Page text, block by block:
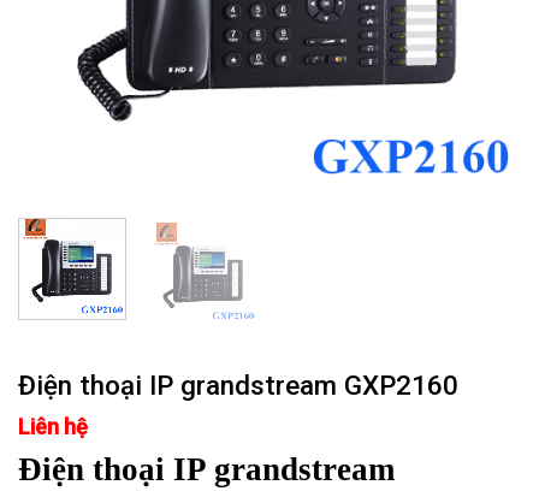
Điện thoại IP grandstream GXP2160
Liên hệ
Điện thoại IP grandstream